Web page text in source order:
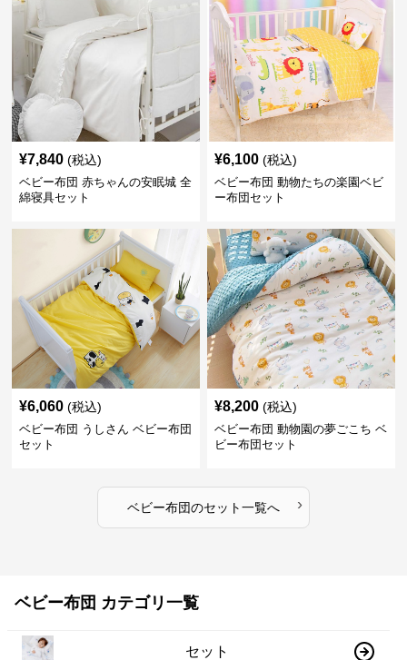
¥7,840 (税込)
ベビー布団 赤ちゃんの安眠城 全
綿寝具セット
¥6,100 (税込)
ベビー布団 動物たちの楽園ベビ
ー布団セット
¥6,060 (税込)
ベビー布団 うしさん ベビー布団
セット
¥8,200 (税込)
ベビー布団 動物園の夢ごこち ベ
ビー布団セット
ベビー布団のセット一覧へ ›
ベビー布団 カテゴリ一覧
セット